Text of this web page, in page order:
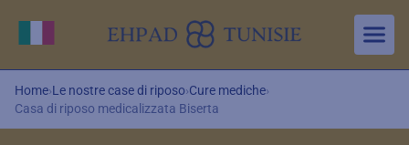
Aller au contenu principal
Cambia lingua
Home›Le nostre case di riposo›Cure mediche›
Casa di riposo medicalizzata Biserta